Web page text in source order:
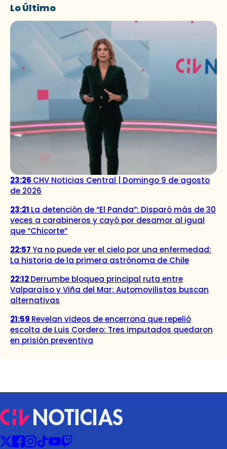
Lo Último
23:26 CHV Noticias Central | Domingo 9 de agosto
de 2026
23:21 La detención de “El Panda”: Disparó más de 30
veces a carabineros y cayó por desamor al igual
que “Chicorte”
22:57Ya no puede ver el cielo por una enfermedad:
La historia de la primera astrónoma de Chile
22:12Derrumbe bloquea principal ruta entre
Valparaíso y Viña del Mar: Automovilistas buscan
alternativas
21:59 Revelan videos de encerrona que repelió
escolta de Luis Cordero: Tres imputados quedaron
en prisión preventiva